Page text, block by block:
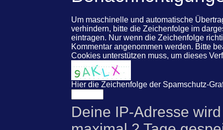
Um maschinelle und automatische
verhindern, bitte die Zeichenfolge im
eintragen. Nur wenn die Zeichenfolge
Kommentar angenommen werden. Bitte
Cookies unterstützen muss, um dieses
Hier die Zeichenfolge der Spamschutz-
Deine IP-Adresse